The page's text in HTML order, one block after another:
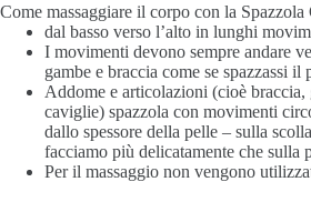
Come massaggiare il corpo con la
dal basso verso l’alto in lunghi
I movimenti devono sempre andare
gambe e braccia come se spazzassi il
Addome e articolazioni (cioè
caviglie) spazzola con movimenti
dallo spessore della pelle – sulla
facciamo più delicatamente che sulla
Per il massaggio non vengono